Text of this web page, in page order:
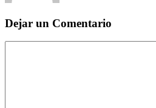
Dejar un Comentario